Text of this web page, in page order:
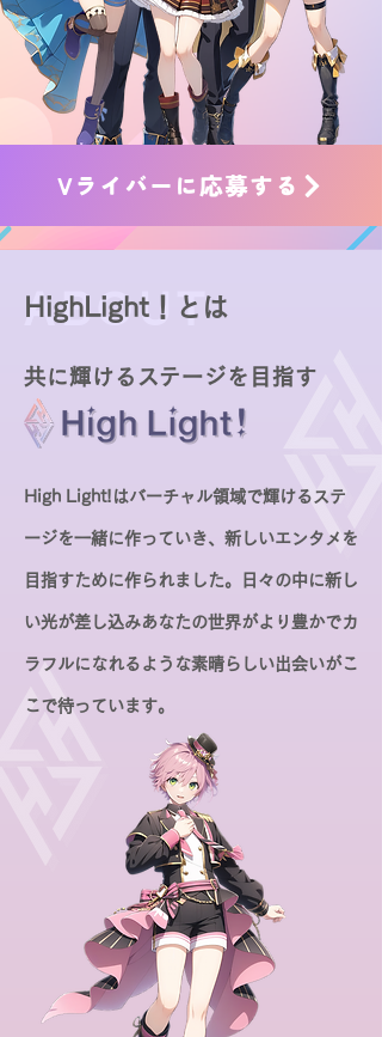
Vライバーに応募する
ABOUT
HighLight！とは
共に輝けるステージを目指す
High Light!はバーチャル領域で輝けるステ
ージを一緒に作っていき、新しいエンタメを
目指すために作られました。 日々の中に新し
い光が差し込みあなたの世界がより豊かでカ
ラフルになれるような素晴らしい出会いがこ
こで待っています。